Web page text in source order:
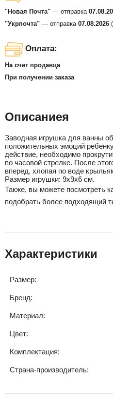
"Новая Почта" — отправка
"Укрпочта" — отправка 07.08.2026
Оплата:
На счет продавца
При получении заказа
Описаниея
Заводная игрушка для ванны
положительных эмоций
действие, необходимо
по часовой стрелке. После
вперед, хлопая по воде
Размер игрушки: 9х9х6 см.
Также, вы можете посмотреть
подобрать более подходящий
Характеристики
Размер:
Бренд:
Материал:
Цвет:
Комплектация:
Страна-производитель: